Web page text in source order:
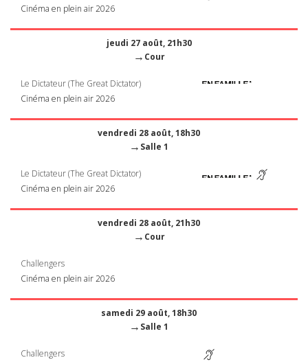
Cinéma en plein air 2026
jeudi 27 août, 21h30
→ Cour
Le Dictateur (The Great Dictator)
Cinéma en plein air 2026
vendredi 28 août, 18h30
→ Salle 1
Le Dictateur (The Great Dictator)
Cinéma en plein air 2026
vendredi 28 août, 21h30
→ Cour
Challengers
Cinéma en plein air 2026
samedi 29 août, 18h30
→ Salle 1
Challengers